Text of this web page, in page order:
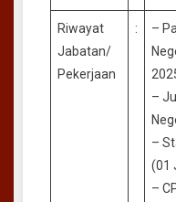
Riwayat
Jabatan/
Pekerjaan
:
–
–
–
(01
–